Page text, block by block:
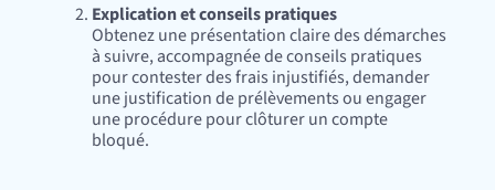
Explication et conseils pratiques
‍Obtenez une présentation claire des démarches
à suivre, accompagnée de conseils pratiques
pour contester des frais injustifiés, demander
une justification de prélèvements ou engager
une procédure pour clôturer un compte
bloqué.